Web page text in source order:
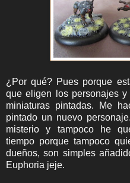
¿Por qué? Pues porque
que eligen los personajes
miniaturas pintadas. Me
pintado un nuevo
misterio y tampoco he
tiempo porque tampoco
dueños, son simples
Euphoria jeje.